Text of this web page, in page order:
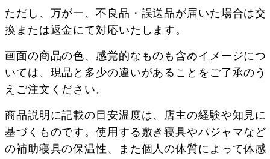
ただし、万が一、不良品・誤送品が届いた場合は交
換または返金にて対応いたします。
画面の商品の色、感覚的なものも含めイメージにつ
いては、現品と多少の違いがあることをご了承のう
えご注文ください。
商品説明に記載の目安温度は、店主の経験や知見に
基づくものです。使用する敷き寝具やパジャマなど
の補助寝具の保温性、また個人の体質によって体感